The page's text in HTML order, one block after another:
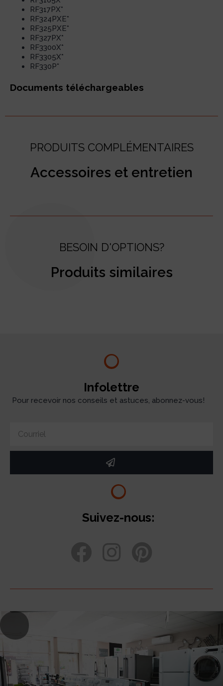
RF317PX*
RF324PXE*
RF325PXE*
RF327PX*
RF3300X*
RF3305X*
RF330P*
Documents téléchargeables
PRODUITS COMPLÉMENTAIRES
Accessoires et entretien
BESOIN D'OPTIONS?
Produits similaires
Infolettre
Pour recevoir nos conseils et astuces, abonnez-vous!
Suivez-nous: